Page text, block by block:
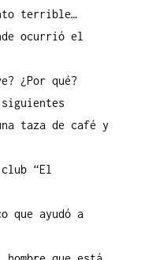
terrible…
ocurrió el
¿Por qué?
taza de café y
“El
que ayudó a